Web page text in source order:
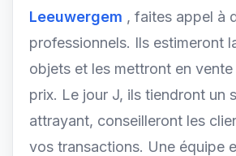
Leeuwergem , faites appel à
professionnels. Ils estimeront
objets et les mettront en vente
prix. Le jour J, ils tiendront un
attrayant, conseilleront les
vos transactions. Une équipe